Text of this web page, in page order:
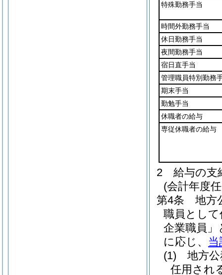
特殊勤務手当
時間外勤務手当
休日勤務手当
夜間勤務手当
宿日直手当
管理職員特別勤務
期末手当
勤勉手当
休職者の給与
専従休職者の給与
2
給与の支
(会計年度
第4条
地方
職員とし
企業職員」
に応じ、
(1)
地方
任用され